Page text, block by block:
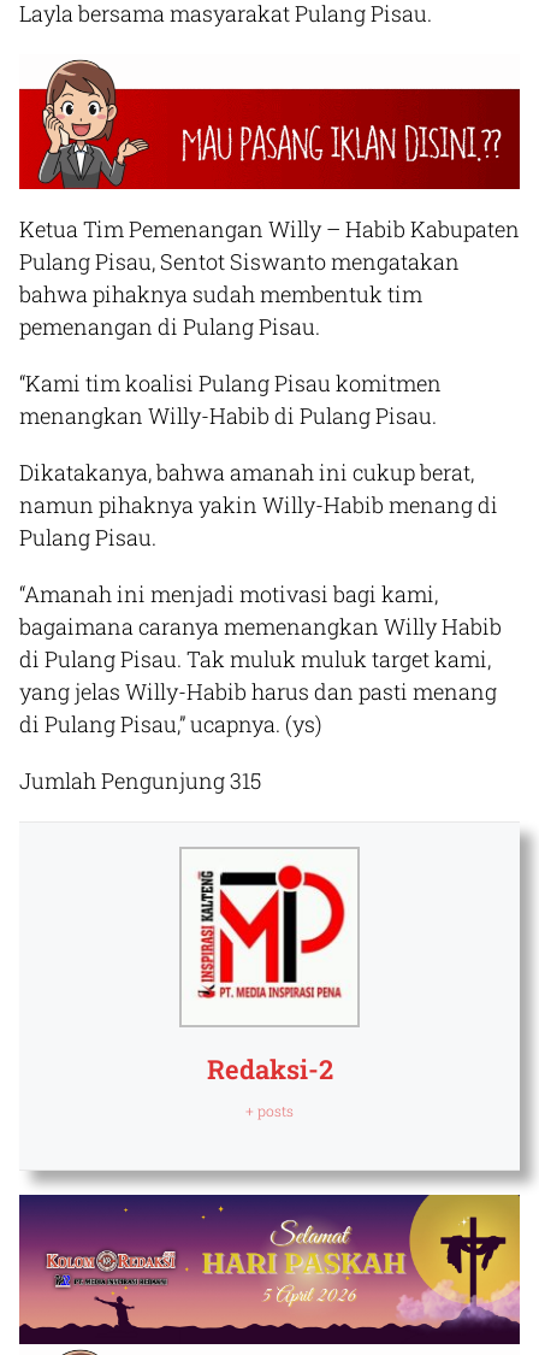
Layla bersama masyarakat Pulang Pisau.
Ketua Tim Pemenangan Willy – Habib Kabupaten
Pulang Pisau, Sentot Siswanto mengatakan
bahwa pihaknya sudah membentuk tim
pemenangan di Pulang Pisau.
“Kami tim koalisi Pulang Pisau komitmen
menangkan Willy-Habib di Pulang Pisau.
Dikatakanya, bahwa amanah ini cukup berat,
namun pihaknya yakin Willy-Habib menang di
Pulang Pisau.
“Amanah ini menjadi motivasi bagi kami,
bagaimana caranya memenangkan Willy Habib
di Pulang Pisau. Tak muluk muluk target kami,
yang jelas Willy-Habib harus dan pasti menang
di Pulang Pisau,” ucapnya. (ys)
Jumlah Pengunjung315
Redaksi-2
+ posts